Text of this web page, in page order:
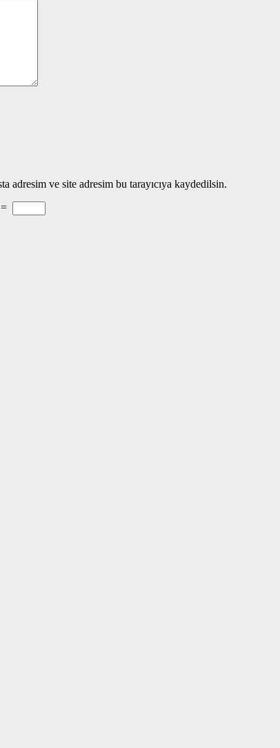
adresim ve site adresim bu tarayıcıya kaydedilsin.
=